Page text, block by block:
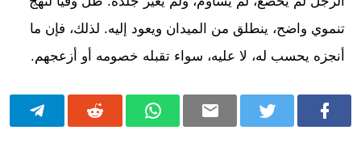
تنموي واضح، ينطلق من الميدان ويعود إليه. لذلك، فإن ما
أنجزه يحسب له، لا عليه، سواء تقبله خصومه أو أزعجهم.